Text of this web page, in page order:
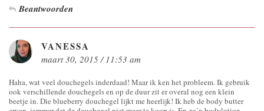
Beantwoorden
VANESSA
maart 30, 2015 / 11:53 am
Haha, wat veel douchegels inderdaad! Maar ik ken het probleem. Ik gebruik
ook verschillende douchegels en op de duur zit er overal nog een klein
beetje in. Die blueberry douchegel lijkt me heerlijk! Ik heb de body butter